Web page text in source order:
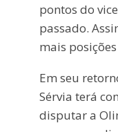
pontos do
passado.
mais
Em seu
Sérvia terá
disputar a